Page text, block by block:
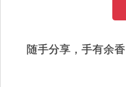
随手分享，手有余香